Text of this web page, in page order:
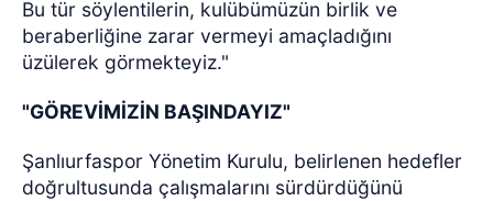
Bu tür söylentilerin, kulübümüzün birlik ve
beraberliğine zarar vermeyi amaçladığını
üzülerek görmekteyiz."
"GÖREVİMİZİN BAŞINDAYIZ"
Şanlıurfaspor Yönetim Kurulu, belirlenen hedefler
doğrultusunda çalışmalarını sürdürdüğünü